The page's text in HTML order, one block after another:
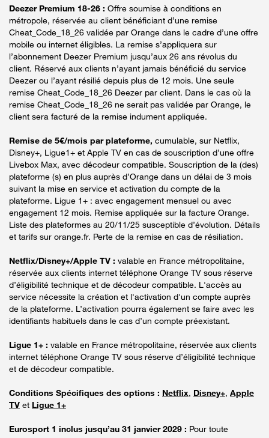
Deezer Premium 18-26 : Offre soumise à conditions en
métropole, réservée au client bénéficiant d’une remise
Cheat_Code_18_26 validée par Orange dans le cadre d’une offre
mobile ou internet éligibles. La remise s’appliquera sur
l’abonnement Deezer Premium jusqu’aux 26 ans révolus du
client. Réservé aux clients n’ayant jamais bénéficié du service
Deezer ou l’ayant résilié depuis plus de 12 mois. Une seule
remise Cheat_Code_18_26 Deezer par client. Dans le cas où la
remise Cheat_Code_18_26 ne serait pas validée par Orange, le
client sera facturé de la remise indument appliquée.
Remise de 5€/mois par plateforme, cumulable, sur Netflix,
Disney+, Ligue1+ et Apple TV en cas de souscription d’une offre
Livebox Max, avec décodeur compatible. Souscription de la (des)
plateforme (s) en plus auprès d’Orange dans un délai de 3 mois
suivant la mise en service et activation du compte de la
plateforme. Ligue 1+ : avec engagement mensuel ou avec
engagement 12 mois. Remise appliquée sur la facture Orange.
Liste des plateformes au 20/11/25 susceptible d’évolution. Détails
et tarifs sur orange.fr. Perte de la remise en cas de résiliation.
Netflix/Disney+/Apple TV : valable en France métropolitaine,
réservée aux clients internet téléphone Orange TV sous réserve
d’éligibilité technique et de décodeur compatible. L'accès au
service nécessite la création et l'activation d'un compte auprès
de la plateforme. L’activation pourra également se faire avec les
identifiants habituels dans le cas d’un compte préexistant.
Ligue 1+ : valable en France métropolitaine, réservée aux clients
internet téléphone Orange TV sous réserve d’éligibilité technique
et de décodeur compatible.
Conditions Spécifiques des options : Netflix, Disney+, Apple
TV et Ligue 1+
Eurosport 1 inclus jusqu’au 31 janvier 2029 : Pour toute